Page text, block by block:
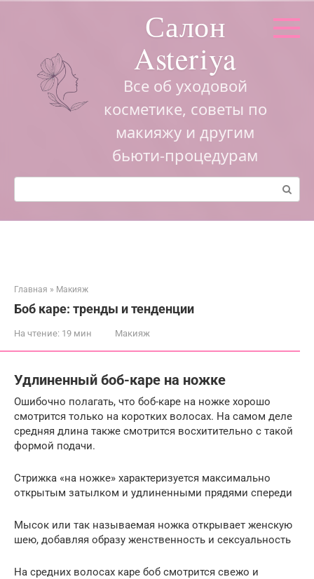
Салон
Asteriya
Все об уходовой
косметике, советы по
макияжу и другим
бьюти-процедурам
Поиск:
Главная » Макияж
Боб каре: тренды и тенденции
На чтение: 19 мин Макияж
Удлиненный боб-каре на ножке
Ошибочно полагать, что боб-каре на ножке хорошо
смотрится только на коротких волосах. На самом деле
средняя длина также смотрится восхитительно с такой
формой подачи.
Стрижка «на ножке» характеризуется максимально
открытым затылком и удлиненными прядями спереди
Мысок или так называемая ножка открывает женскую
шею, добавляя образу женственность и сексуальность
На средних волосах каре боб смотрится свежо и